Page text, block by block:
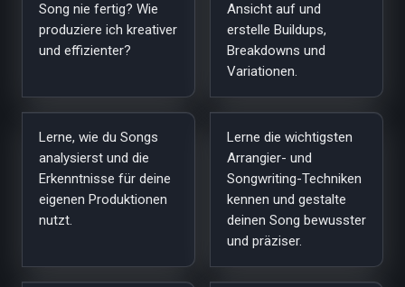
Song nie fertig? Wie
produziere ich kreativer
und effizienter?
Ansicht auf und
erstelle Buildups,
Breakdowns und
Variationen.
Lerne, wie du Songs
analysierst und die
Erkenntnisse für deine
eigenen Produktionen
nutzt.
Lerne die wichtigsten
Arrangier- und
Songwriting-Techniken
kennen und gestalte
deinen Song bewusster
und präziser.